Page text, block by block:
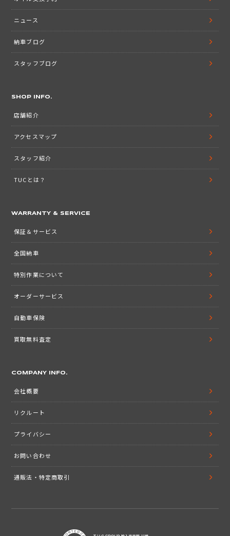
ニュース
納車ブログ
スタッフブログ
SHOP INFO.
店舗紹介
アクセスマップ
スタッフ紹介
TUCとは？
WARRANTY & SERVICE
保証＆サービス
全国納車
特別作業について
オーダーサービス
自動車保険
買取無料査定
COMPANY INFO.
会社概要
リクルート
プライバシー
お問い合わせ
通販法・特定商取引